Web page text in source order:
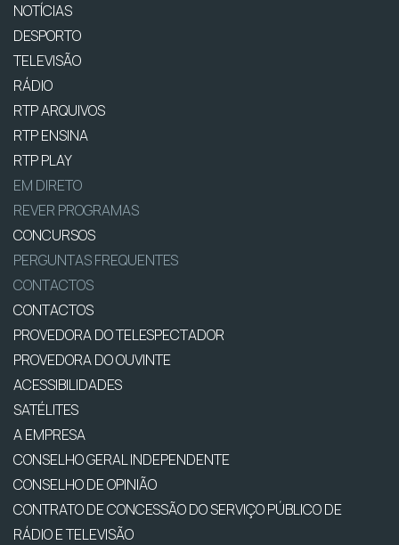
NOTÍCIAS
DESPORTO
TELEVISÃO
RÁDIO
RTP ARQUIVOS
RTP ENSINA
RTP PLAY
EM DIRETO
REVER PROGRAMAS
CONCURSOS
PERGUNTAS FREQUENTES
CONTACTOS
CONTACTOS
PROVEDORA DO TELESPECTADOR
PROVEDORA DO OUVINTE
ACESSIBILIDADES
SATÉLITES
A EMPRESA
CONSELHO GERAL INDEPENDENTE
CONSELHO DE OPINIÃO
CONTRATO DE CONCESSÃO DO SERVIÇO PÚBLICO DE
RÁDIO E TELEVISÃO